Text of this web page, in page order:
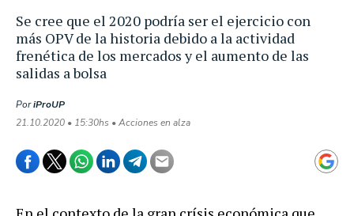
Se cree que el 2020 podría ser el ejercicio con
más OPV de la historia debido a la actividad
frenética de los mercados y el aumento de las
salidas a bolsa
PoriProUP
21.10.2020 • 15:30hs • Acciones en alza